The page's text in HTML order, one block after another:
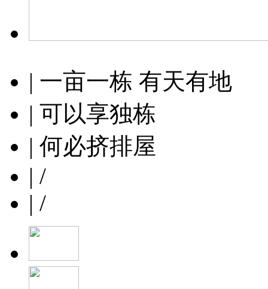
| 一亩一栋 有天有地
| 可以享独栋
| 何必挤排屋
| /
| /